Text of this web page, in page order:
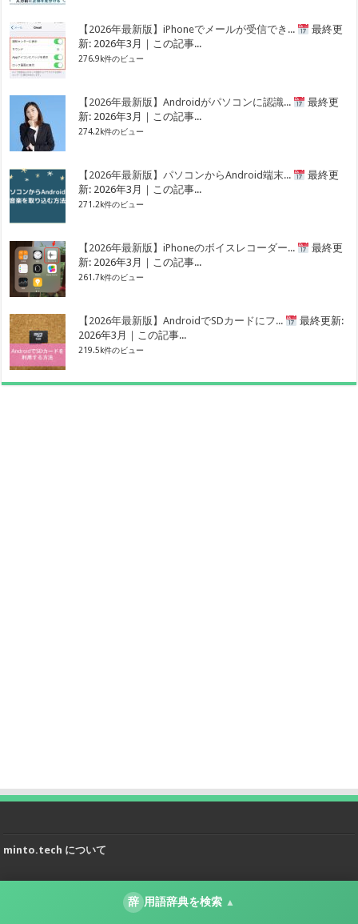
【2026年最新版】iPhoneでメールが受信でき...
最終更
新: 2026年3月｜この記事...
276.9k件のビュー
【2026年最新版】Androidがパソコンに認識...
最終更
新: 2026年3月｜この記事...
274.2k件のビュー
【2026年最新版】パソコンからAndroid端末...
最終更
新: 2026年3月｜この記事...
271.2k件のビュー
【2026年最新版】iPhoneのボイスレコーダー...
最終更
新: 2026年3月｜この記事...
261.7k件のビュー
【2026年最新版】AndroidでSDカードにフ...
最終更新:
2026年3月｜この記事...
219.5k件のビュー
minto.tech について
辞 用語辞典を検索 ▲